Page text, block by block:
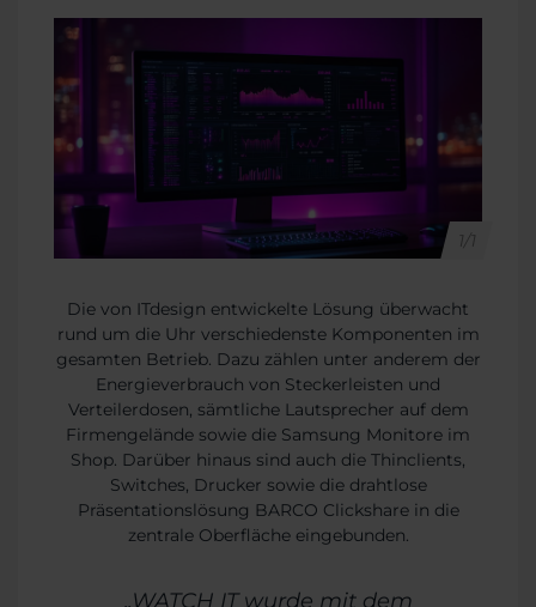
1/1
Die von ITdesign entwickelte Lösung überwacht
rund um die Uhr verschiedenste Komponenten im
gesamten Betrieb. Dazu zählen unter anderem der
Energieverbrauch von Steckerleisten und
Verteilerdosen, sämtliche Lautsprecher auf dem
Firmengelände sowie die Samsung Monitore im
Shop. Darüber hinaus sind auch die Thinclients,
Switches, Drucker sowie die drahtlose
Präsentationslösung BARCO Clickshare in die
zentrale Oberfläche eingebunden.
„WATCH IT wurde mit dem